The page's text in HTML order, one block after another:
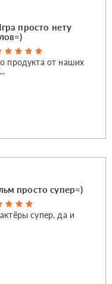
просто нету
продукта от наших
просто супер=)
супер, да и